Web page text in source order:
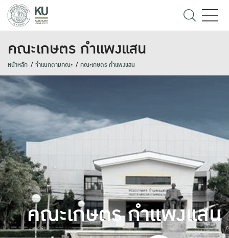
คณะเกษตร กำแพงแสน
หน้าหลัก จำแนกตามคณะ คณะเกษตร กำแพงแสน
คณะเกษตร กำแพงแสน